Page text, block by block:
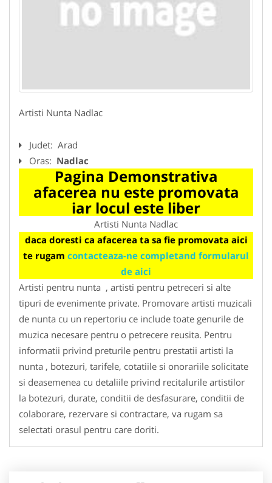
Artisti Nunta Nadlac
Judet: Arad
Oras: Nadlac
Pagina Demonstrativa
afacerea nu este promovata
iar locul este liber
Artisti Nunta Nadlac
daca doresti ca afacerea ta sa fie promovata aici
te rugam contacteaza-ne completand formularul
de aici
Artisti pentru nunta , artisti pentru petreceri si alte
tipuri de evenimente private. Promovare artisti muzicali
de nunta cu un repertoriu ce include toate genurile de
muzica necesare pentru o petrecere reusita. Pentru
informatii privind preturile pentru prestatii artisti la
nunta , botezuri, tarifele, cotatiile si onorariile solicitate
si deasemenea cu detaliile privind recitalurile artistilor
la botezuri, durate, conditii de desfasurare, conditii de
colaborare, rezervare si contractare, va rugam sa
selectati orasul pentru care doriti.